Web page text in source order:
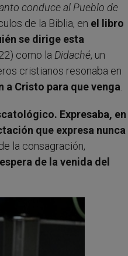
conduce al Pueblo de
de la Biblia, en el libro
se dirige esta
como la Didaché, un
cristianos resonaba en
a Cristo para que venga
Expresaba, en
que expresa nunca
la consagración,
de la venida del